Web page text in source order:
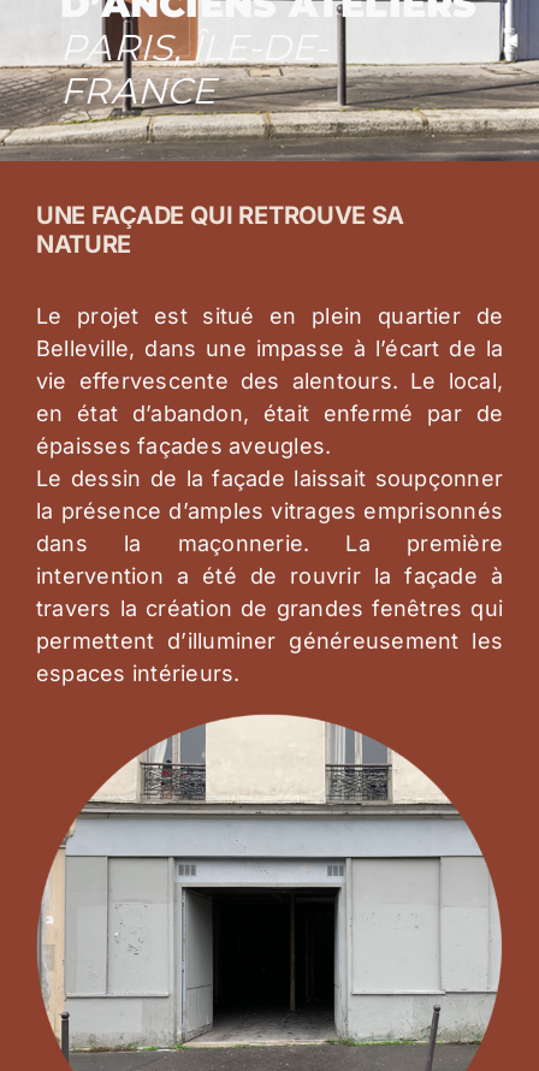
PARIS, ÎLE-DE-
FRANCE
UNE FAÇADE QUI RETROUVE SA
NATURE
Le projet est situé en plein quartier de
Belleville, dans une impasse à l’écart de la
vie effervescente des alentours. Le local,
en état d’abandon, était enfermé par de
épaisses façades aveugles.
Le dessin de la façade laissait soupçonner
la présence d’amples vitrages emprisonnés
dans la maçonnerie. La première
intervention a été de rouvrir la façade à
travers la création de grandes fenêtres qui
permettent d’illuminer généreusement les
espaces intérieurs.